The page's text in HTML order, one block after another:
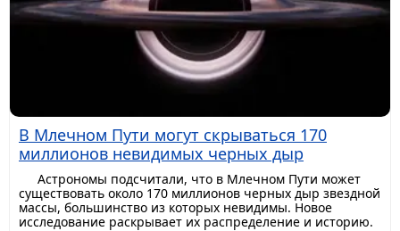
В Млечном Пути могут скрываться 170
миллионов невидимых черных дыр
Астрономы подсчитали, что в Млечном Пути может
существовать около 170 миллионов черных дыр звездной
массы, большинство из которых невидимы. Новое
исследование раскрывает их распределение и историю.